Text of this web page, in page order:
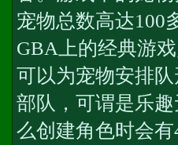
宠物总数高达100
GBA上的经典游
可以为宠物安排
部队，可谓是乐
么创建角色时会